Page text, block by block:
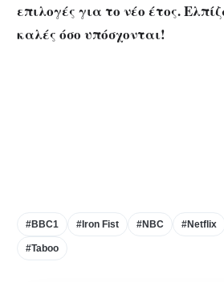
επιλογές για το νέο έτος.
καλές όσο υπόσχονται!
#BBC1 #Iron Fist #NBC #Netflix
#Taboo